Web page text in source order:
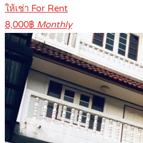
ให้เช่า For Rent
8,000฿ Monthly